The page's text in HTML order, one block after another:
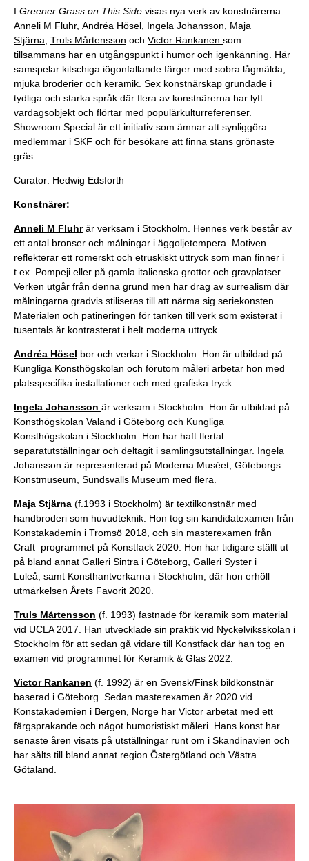
I Greener Grass on This Side visas nya verk av konstnärerna
Anneli M Fluhr, Andréa Hösel Ingela Johansson
Maja
Stjärna Truls Mårtensson och Victor Rankanen som
tillsammans har en utgångspunkt i humor och igenkänning. Här
samspelar kitschiga iögonfallande färger med sobra lågmälda,
mjuka broderier och keramik. Sex konstnärskap grundade i
tydliga och starka språk där flera av konstnärerna har lyft
vardagsobjekt och flörtar med populärkulturreferenser.
Showroom Special är ett initiativ som ämnar att synliggöra
medlemmar i SKF och för besökare att finna stans grönaste
gräs.
Curator: Hedwig Edsforth
Konstnärer:
Anneli M Fluhrär verksam i Stockholm. Hennes verk består av
ett antal bronser och målningar i äggoljetempera. Motiven
reflekterar ett romerskt och etruskiskt uttryck som man finner i
t.ex. Pompeji eller på gamla italienska grottor och gravplatser.
Verken utgår från denna grund men har drag av surrealism där
målningarna gradvis stiliseras till att närma sig seriekonsten.
Materialen och patineringen för tanken till verk som existerat i
tusentals år kontrasterat i helt moderna uttryck.
Andréa Hösel bor och verkar i Stockholm. Hon är utbildad på
Kungliga Konsthögskolan och förutom måleri arbetar hon med
platsspecifika installationer och med grafiska tryck.
Ingela Johansson är verksam i Stockholm. Hon är utbildad på
Konsthögskolan Valand i Göteborg och Kungliga
Konsthögskolan i Stockholm. Hon har haft flertal
separatutställningar och deltagit i samlingsutställningar. Ingela
Johansson är representerad på Moderna Muséet, Göteborgs
Konstmuseum, Sundsvalls Museum med flera.
Maja Stjärna (f.1993 i Stockholm) är textilkonstnär med
handbroderi som huvudteknik. Hon tog sin kandidatexamen från
Konstakademin i Tromsö 2018, och sin masterexamen från
Craft–programmet på Konstfack 2020. Hon har tidigare ställt ut
på bland annat Galleri Sintra i Göteborg, Galleri Syster i
Luleå, samt Konsthantverkarna i Stockholm, där hon erhöll
utmärkelsen Årets Favorit 2020.
Truls Mårtensson (f. 1993) fastnade för keramik som material
vid UCLA 2017. Han utvecklade sin praktik vid Nyckelviksskolan i
Stockholm för att sedan gå vidare till Konstfack där han tog en
examen vid programmet för Keramik & Glas 2022.
Victor Rankanen (f. 1992) är en Svensk/Finsk bildkonstnär
baserad i Göteborg. Sedan masterexamen år 2020 vid
Konstakademien i Bergen, Norge har Victor arbetat med ett
färgsprakande och något humoristiskt måleri. Hans konst har
senaste åren visats på utställningar runt om i Skandinavien och
har sålts till bland annat region Östergötland och Västra
Götaland.